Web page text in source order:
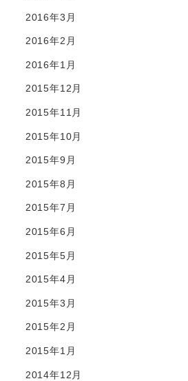
2016年3月
2016年2月
2016年1月
2015年12月
2015年11月
2015年10月
2015年9月
2015年8月
2015年7月
2015年6月
2015年5月
2015年4月
2015年3月
2015年2月
2015年1月
2014年12月